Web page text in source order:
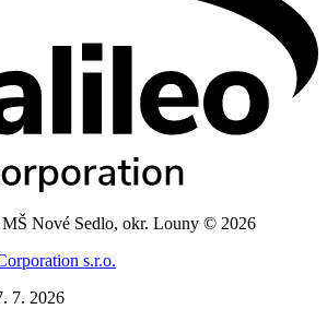
Nové Sedlo, okr. Louny © 2026
s.r.o.
7. 2026